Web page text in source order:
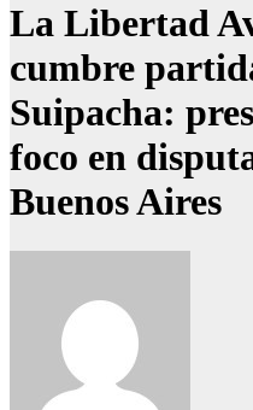
La Libertad
cumbre
Suipacha:
foco en
Buenos Aires